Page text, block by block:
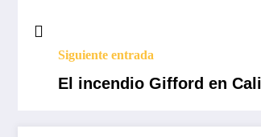
Siguiente entrada
El incendio Gifford en